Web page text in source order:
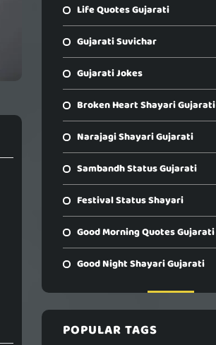
Life Quotes Gujarati
Gujarati Suvichar
Gujarati Jokes
Broken Heart Shayari Gujarati
Narajagi Shayari Gujarati
Sambandh Status Gujarati
Festival Status Shayari
Good Morning Quotes Gujarati
Good Night Shayari Gujarati
POPULAR TAGS